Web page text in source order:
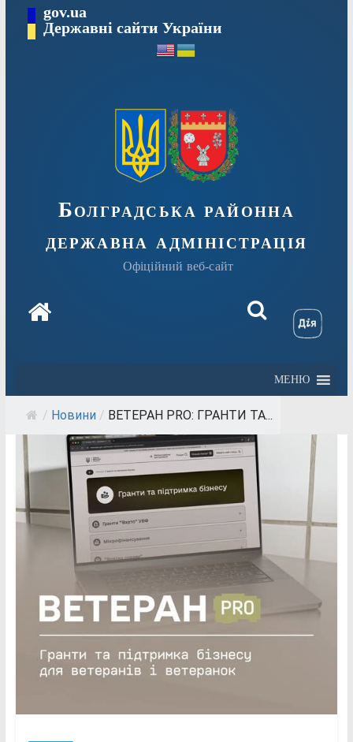
Перейтиgov.ua
Державні сайти України
Болградська районна
державна адміністрація
Офіційний веб-сайт
МЕНЮ
/ Новини / ВЕТЕРАН PRO: ГРАНТИ ТА...